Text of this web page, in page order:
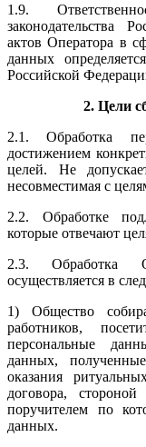
1.9.
законодательства
актов Оператора в
данных
Российской
2. Цели
2.1. Обработка
достижением
целей. Не
несовместимая с
2.2. Обработке
которые отвечают
2.3. Обработка
осуществляется в
1) Общество
работников,
персональные
данных,
оказания
договора,
поручителем по
данных.